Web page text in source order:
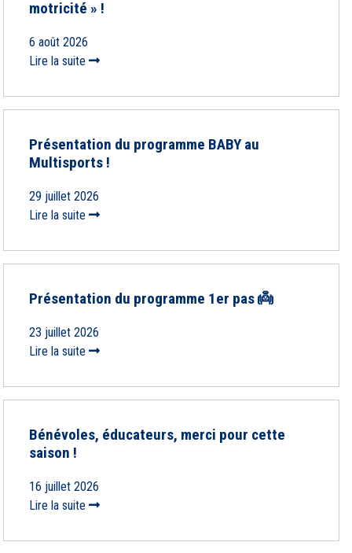
motricité » !
6 août 2026
Lire la suite
Présentation du programme BABY au
Multisports !
29 juillet 2026
Lire la suite
Présentation du programme 1er pas 👼
23 juillet 2026
Lire la suite
Bénévoles, éducateurs, merci pour cette
saison !
16 juillet 2026
Lire la suite